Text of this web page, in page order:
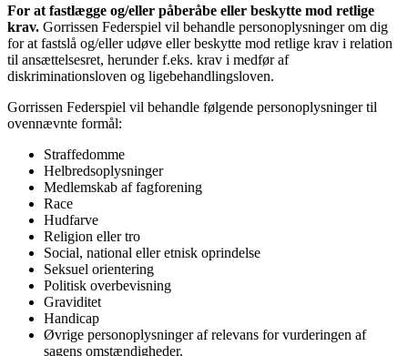
For at fastlægge og/eller påberåbe eller beskytte mod retlige
krav. Gorrissen Federspiel vil behandle personoplysninger om dig
for at fastslå og/eller udøve eller beskytte mod retlige krav i relation
til ansættelsesret, herunder f.eks. krav i medfør af
diskriminationsloven og ligebehandlingsloven.
Gorrissen Federspiel vil behandle følgende personoplysninger til
ovennævnte formål:
Straffedomme
Helbredsoplysninger
Medlemskab af fagforening
Race
Hudfarve
Religion eller tro
Social, national eller etnisk oprindelse
Seksuel orientering
Politisk overbevisning
Graviditet
Handicap
Øvrige personoplysninger af relevans for vurderingen af
sagens omstændigheder.